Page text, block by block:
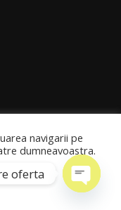
navigarii pe
dumneavoastra.
oferta